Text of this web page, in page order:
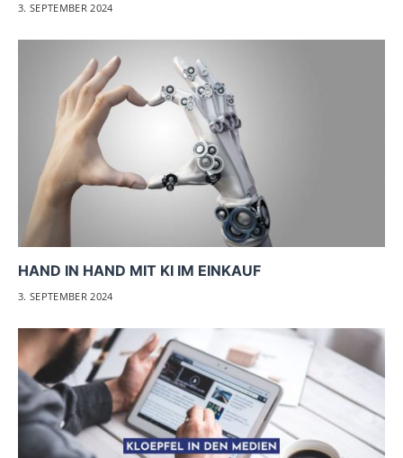
3. SEPTEMBER 2024
HAND IN HAND MIT KI IM EINKAUF
3. SEPTEMBER 2024